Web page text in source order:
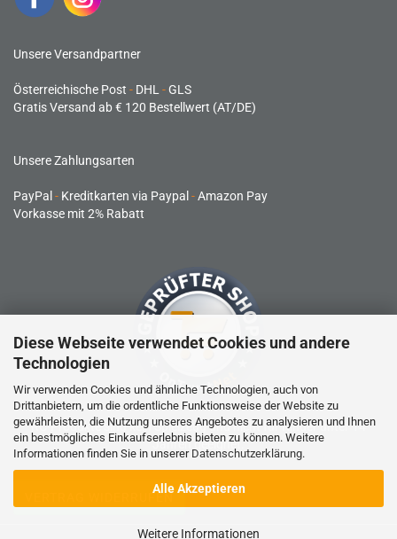
Diese Webseite verwendet Cookies und andere
Technologien
Wir verwenden Cookies und ähnliche Technologien, auch von
Drittanbietern, um die ordentliche Funktionsweise der Website zu
gewährleisten, die Nutzung unseres Angebotes zu analysieren und Ihnen
ein bestmögliches Einkaufserlebnis bieten zu können. Weitere
Informationen finden Sie in unserer Datenschutzerklärung.
Alle Akzeptieren
Weitere Informationen
Unsere Versandpartner
Österreichische Post - DHL -GLS
Gratis Versand ab € 120 Bestellwert (AT/DE)
Unsere Zahlungsarten
PayPal - Kreditkarten via Paypal -Amazon Pay
Vorkasse mit 2% Rabatt
RC-Produkte sind kein Spielzeug und nicht für Kinder unter 14
Jahren geeignet.
VERTRAG WIDERRUFEN